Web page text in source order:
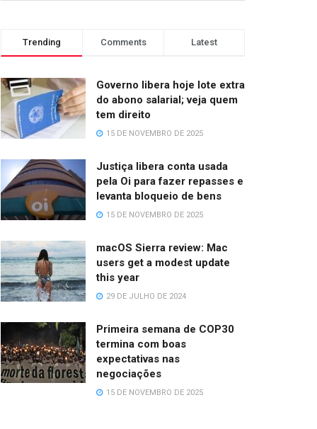
Trending Comments Latest
Governo libera hoje lote extra
do abono salarial; veja quem
tem direito
15 DE NOVEMBRO DE 2025
Justiça libera conta usada
pela Oi para fazer repasses e
levanta bloqueio de bens
15 DE NOVEMBRO DE 2025
macOS Sierra review: Mac
users get a modest update
this year
29 DE JULHO DE 2024
Primeira semana de COP30
termina com boas
expectativas nas
negociações
15 DE NOVEMBRO DE 2025